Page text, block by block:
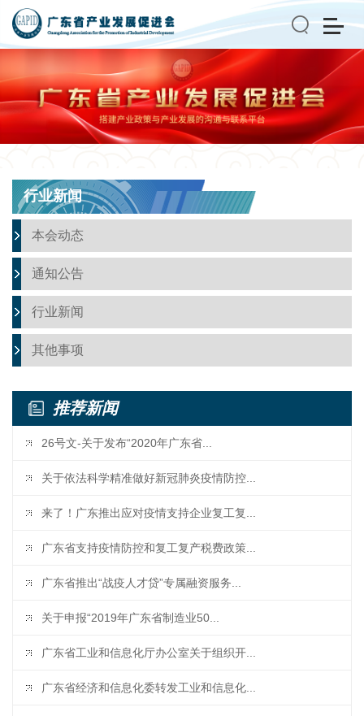
搜索
行业新闻
本会动态
通知公告
行业新闻
其他事项
推荐新闻
26号文-关于发布“2020年广东省...
关于依法科学精准做好新冠肺炎疫情防控...
来了！广东推出应对疫情支持企业复工复...
广东省支持疫情防控和复工复产税费政策...
广东省推出“战疫人才贷”专属融资服务...
关于申报“2019年广东省制造业50...
广东省工业和信息化厅办公室关于组织开...
广东省经济和信息化委转发工业和信息化...